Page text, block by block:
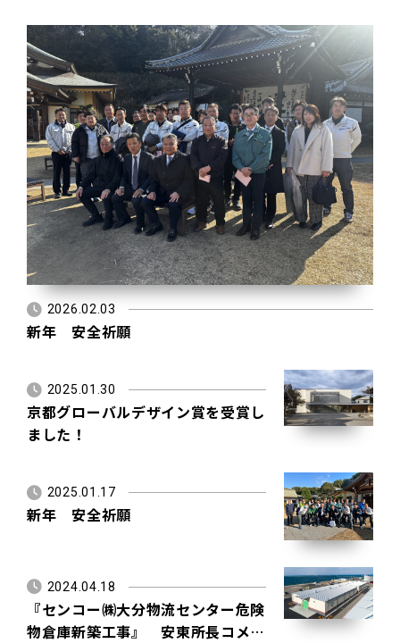
2026.02.03
新年 安全祈願
2025.01.30
京都グローバルデザイン賞を受賞し
ました！
2025.01.17
新年 安全祈願
2024.04.18
『センコー㈱大分物流センター危険
物倉庫新築工事』 安東所長コメン